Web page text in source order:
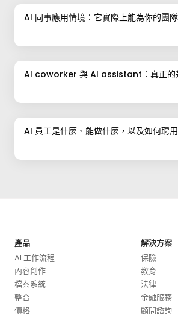
AI 同事應用情境：它實際上能為你的團
AI coworker 與 AI assistant：真正的
AI 員工是什麼、能做什麼，以及如何聘
產品
AI 工作流程
內容創作
檔案系統
整合
價格
解決方案
保險
教育
法律
金融服務
顧問諮詢